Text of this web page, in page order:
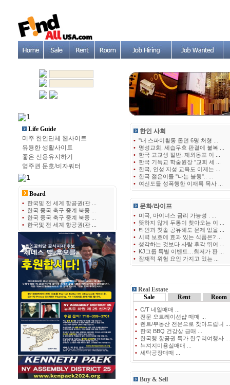
Life Guide
미주 한인단체 웹사이트
유용한 생활사이트
좋은 신용유지하기
영주권 문호/비자쿼터
Board
• 한국및 전 세계 항공권(관 ...
• 한국 중국 축구 중계 북중 ...
• 한국 중국 축구 중계 북중 ...
• 한국및 전 세계 항공권(관 ...
한인 사회
• "내 스파이활동 돕던 6명 처형 ...
• 명성교회, 세습무효 판결에 불복 ...
• 한국 고교생 절반, 재외동포 이 ...
• 한국 기독교 학술원장 “교회 세 ...
• 한국, 인성 지성 교육도 이제는 ...
• 한국 젊은이들 "나는 불행".. ...
• 여신도들 성폭행한 이재록 목사 ...
문화/라이프
• 미국, 마이너스 금리 가능성 . ...
• 뜻하지 않게 두통이 찾아오는 이 ...
• 타인과 칫솔 공유해도 문제 없을 ...
• 시력 보호에 효과 있는 식품은? ...
• 생각하는 것보다 사람 후각 뛰어 ...
• KJ그룹 특별 이벤트…최저가 판 ...
• 잠재적 위험 요인 가지고 있는 ...
Real Estate
Sale
Rent Room
• C/T 네일매매 ...
• 전문 오트레이션샵 매매 ...
• 렌트/부동산 전문으로 찾아드립니 ...
• 한국 BBQ 건강상 급매 ...
• 한국행 항공권 특가 한우리여행사 ...
• 뉴져지미용실매매 ...
• 세탁공장매매 ...
Buy & Sell